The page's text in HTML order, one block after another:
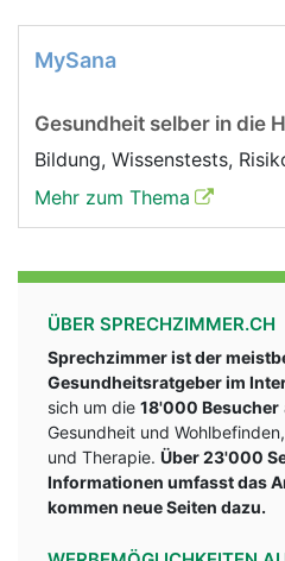
MySana
Gesundheit selber in die
Bildung, Wissenstests,
Mehr zum Thema
ÜBER SPRECHZIMMER.CH
Sprechzimmer ist der
Gesundheitsratgeber im
sich um die 18'000 Besucher
Gesundheit und
und Therapie. Über 23'000
Informationen umfasst das
kommen neue Seiten dazu.